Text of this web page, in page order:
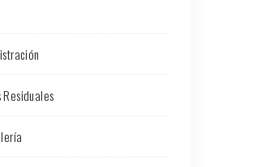
Residuales